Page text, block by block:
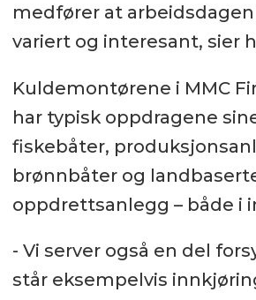
medfører at
variert og interesant, sier
Kuldemontørene i MMC
har typisk oppdragene
fiskebåter,
brønnbåter og
oppdrettsanlegg – både i
- Vi server også en del
står eksempelvis